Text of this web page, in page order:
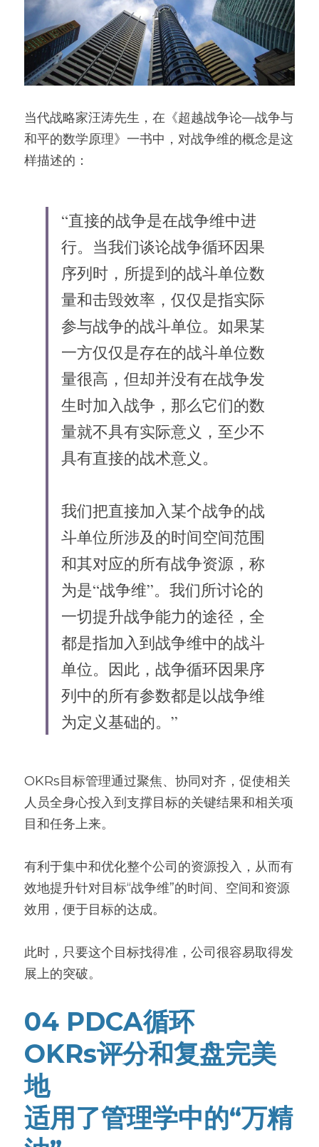
当代战略家汪涛先生，在《超越战争论—战争与
和平的数学原理》一书中，对战争维的概念是这
样描述的：
“直接的战争是在战争维中进
行。当我们谈论战争循环因果
序列时，所提到的战斗单位数
量和击毁效率，仅仅是指实际
参与战争的战斗单位。如果某
一方仅仅是存在的战斗单位数
量很高，但却并没有在战争发
生时加入战争，那么它们的数
量就不具有实际意义，至少不
具有直接的战术意义。
我们把直接加入某个战争的战
斗单位所涉及的时间空间范围
和其对应的所有战争资源，称
为是“战争维”。我们所讨论的
一切提升战争能力的途径，全
都是指加入到战争维中的战斗
单位。因此，战争循环因果序
列中的所有参数都是以战争维
为定义基础的。”
OKRs目标管理通过聚焦、协同对齐，促使相关
人员全身心投入到支撑目标的关键结果和相关项
目和任务上来。
有利于集中和优化整个公司的资源投入，从而有
效地提升针对目标“战争维”的时间、空间和资源
效用，便于目标的达成。
此时，只要这个目标找得准，公司很容易取得发
展上的突破。
04 PDCA循环
OKRs评分和复盘完美
地
适用了管理学中的“万精